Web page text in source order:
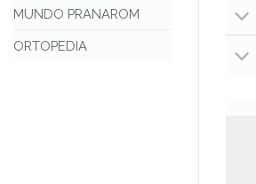
MUNDO PRANAROM
ORTOPEDIA